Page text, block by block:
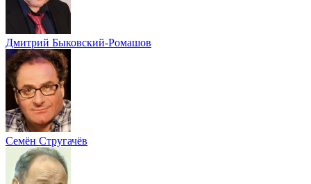
Дмитрий Быковский-Ромашов
Семён Стругачёв